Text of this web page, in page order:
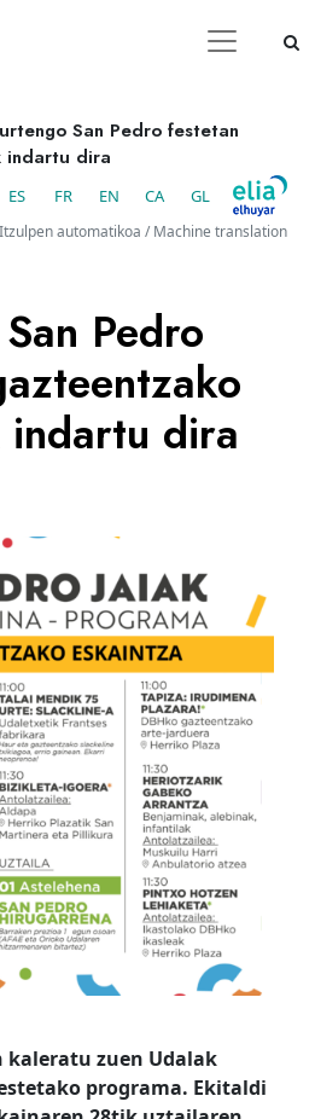
San Pedro festetan
indartu dira
ES FR EN CA GL
Itzulpen automatikoa / Machine translation
Pedro
dira
kaleratu zuen Udalak
programa. Ekitaldi